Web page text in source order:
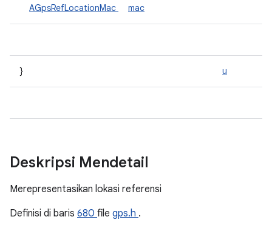
AGpsRefLocationMac mac
} u
Deskripsi Mendetail
Merepresentasikan lokasi referensi
Definisi di baris 680 file gps.h .